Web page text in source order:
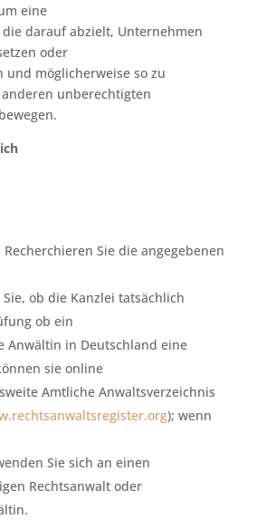
eine
die darauf abzielt, Unternehmen
oder
und möglicherweise so zu
unberechtigten
Recherchieren Sie die angegebenen
ob die Kanzlei tatsächlich
ob ein
Anwältin in Deutschland eine
sie online
Amtliche Anwaltsverzeichnis
); wenn
Sie sich an einen
Rechtsanwalt oder